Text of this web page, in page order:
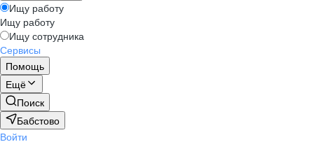
Ищу работу
Ищу работу
Ищу сотрудника
Сервисы
Помощь
Ещё
Поиск
Бабстово
Войти